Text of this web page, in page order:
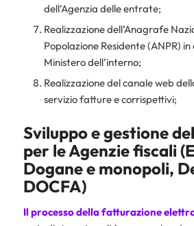
dell’Agenzia delle entrate;
Realizzazione dell’Anagrafe
Popolazione Residente (ANPR)
Ministero dell’interno;
Realizzazione del canale web
servizio fatture e corrispettivi;
Sviluppo e gestione
per le Agenzie fiscali
Dogane e monopoli,
DOCFA)
Il processo dellafatturazione